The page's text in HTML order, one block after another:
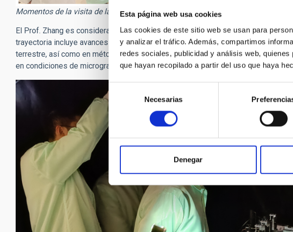
Esta página web usa cookies
Las cookies de este sitio web se usan para
y analizar el tráfico. Además, compartimos
redes sociales, publicidad y análisis web,
que hayan recopilado a partir del uso que haya
de
consentimiento
Necesarias
Denegar
Momentos de la visita de la delegación CIOMP a las instalaciones del IAC.
El Prof. Zhang es considerado una figura clave en el desarrollo de tecnologías
trayectoria incluye avances fundamentales en el diseño de cámaras de alta
terrestre, así como en métodos de fabricación y ensamblaje de sistemas
en condiciones de microgravedad.